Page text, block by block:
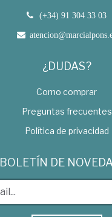
(+34) 91 304 33 03
¿DUDAS?
Como comprar
Preguntas frecuentes
Política de privacidad
BOLETÍN DE